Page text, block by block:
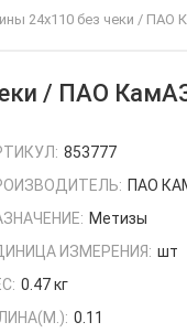
24х110 без чеки / ПАО
/ ПАО
853777
ПАО
Метизы
ИЗМЕРЕНИЯ: шт
0.47 кг
0.11